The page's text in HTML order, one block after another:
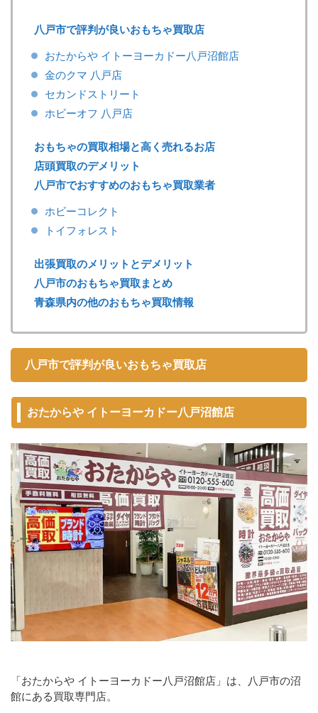
八戸市で評判が良いおもちゃ買取店
おたからや イトーヨーカドー八戸沼館店
金のクマ 八戸店
セカンドストリート
ホビーオフ 八戸店
おもちゃの買取相場と高く売れるお店
店頭買取のデメリット
八戸市でおすすめのおもちゃ買取業者
ホビーコレクト
トイフォレスト
出張買取のメリットとデメリット
八戸市のおもちゃ買取まとめ
青森県内の他のおもちゃ買取情報
八戸市で評判が良いおもちゃ買取店
おたからや イトーヨーカドー八戸沼館店
「おたからや イトーヨーカドー八戸沼館店」は、八戸市の沼
館にある買取専門店。